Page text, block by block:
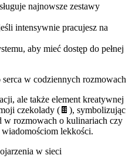
najnowsze zestawy
intensywnie pracujesz na
aby mieć dostęp do pełnej
w codziennych rozmowach
ale także element kreatywnej
czekolady (🍫), symbolizując
w rozmowach o kulinariach czy
lekkości.
w sieci